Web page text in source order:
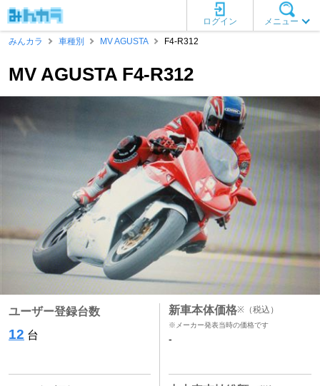
メニュー
ログイン
みんカラ
車種別 MV AGUSTA F4-R312
MV AGUSTA F4-R312
ユーザー登録台数
12 台
新車本体価格※ （税込）
※メーカー発表当時の価格です
-